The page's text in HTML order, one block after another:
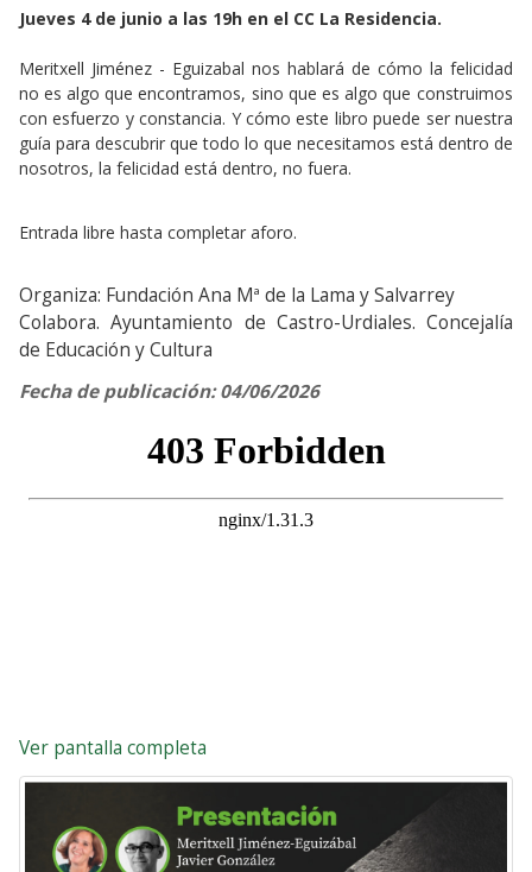
Jueves 4 de junio a las 19h en el CC La Residencia.
Meritxell Jiménez - Eguizabal nos hablará de cómo la felicidad
no es algo que encontramos, sino que es algo que construimos
con esfuerzo y constancia. Y cómo este libro puede ser nuestra
guía para descubrir que todo lo que necesitamos está dentro de
nosotros, la felicidad está dentro, no fuera.
Entrada libre hasta completar aforo.
Organiza: Fundación Ana Mª de la Lama y Salvarrey
Colabora. Ayuntamiento de Castro-Urdiales. Concejalía
de Educación y Cultura
Fecha de publicación: 04/06/2026
Ver pantalla completa